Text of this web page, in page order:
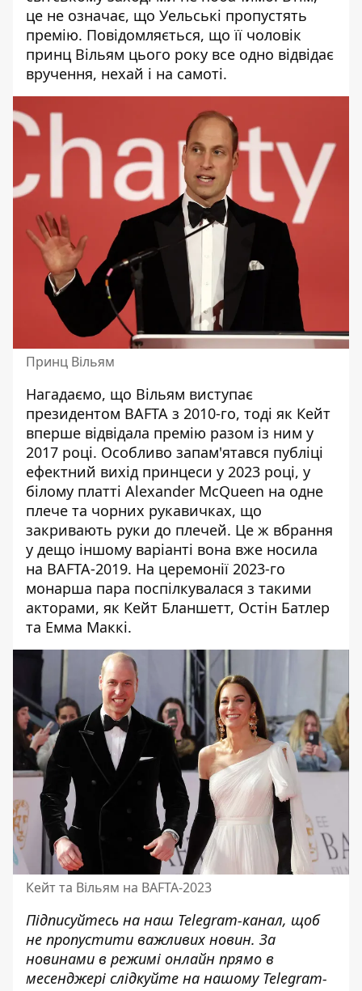
це не означає, що Уельські пропустять
премію. Повідомляється, що її чоловік
принц Вільям цього року все одно відвідає
вручення, нехай і на самоті.
Принц Вільям
Нагадаємо, що Вільям виступає
президентом BAFTA з 2010-го, тоді як Кейт
вперше відвідала премію разом із ним у
2017 році. Особливо запам'ятався публіці
ефектний вихід принцеси у 2023 році, у
білому платті Alexander McQueen на одне
плече та чорних рукавичках, що
закривають руки до плечей. Це ж вбрання
у дещо іншому варіанті вона вже носила
на BAFTA-2019. На церемонії 2023-го
монарша пара поспілкувалася з такими
акторами, як Кейт Бланшетт, Остін Батлер
та Емма Маккі.
Кейт та Вільям на BAFTA-2023
Підписуйтесь на наш Telegram-канал, щоб
не пропустити важливих новин. За
новинами в режимі онлайн прямо в
месенджері слідкуйте на нашому Telegram-